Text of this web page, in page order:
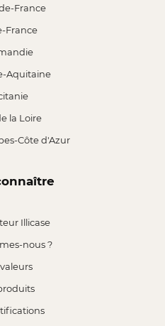
France
France
Aquitaine
la Loire
Côte d'Azur
Illicase
nous ?